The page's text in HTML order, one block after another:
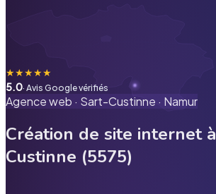
★★★★★
5.0· Avis Google vérifiés
Agence web · Sart-Custinne · Namur
Création de site internet à
Custinne (5575)